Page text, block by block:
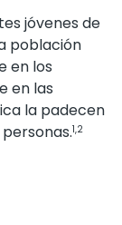
jóvenes de
población
en los
en las
la padecen
1,2